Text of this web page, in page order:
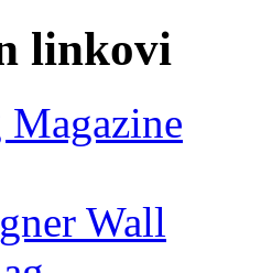
linkovi
Magazine
Wall